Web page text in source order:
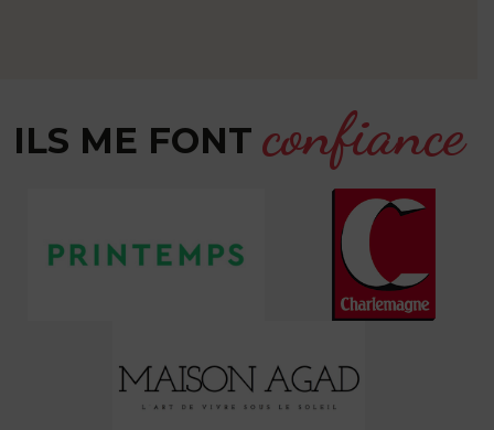
ILS ME FONT confiance